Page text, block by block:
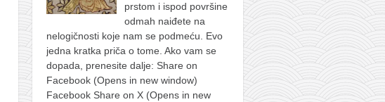
prstom i ispod površine
odmah naiđete na
nelogičnosti koje nam se podmeću. Evo
jedna kratka priča o tome. Ako vam se
dopada, prenesite dalje: Share on
Facebook (Opens in new window)
Facebook Share on X (Opens in new